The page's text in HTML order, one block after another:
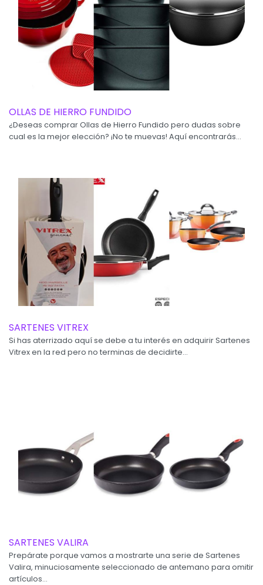
OLLAS DE HIERRO FUNDIDO
¿Deseas comprar Ollas de Hierro Fundido pero dudas sobre
cual es la mejor elección? ¡No te muevas! Aquí encontrarás...
SARTENES VITREX
Si has aterrizado aquí se debe a tu interés en adquirir Sartenes
Vitrex en la red pero no terminas de decidirte...
SARTENES VALIRA
Prepárate porque vamos a mostrarte una serie de Sartenes
Valira, minuciosamente seleccionado de antemano para omitir
artículos...